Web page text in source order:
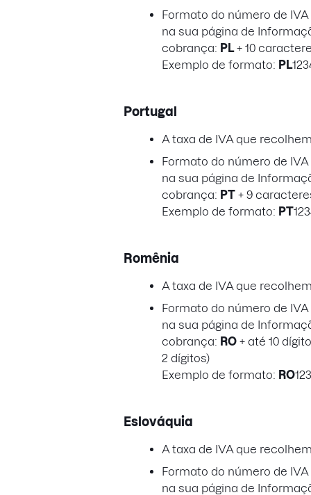
Formato do número de
na sua página de
cobrança: PL+ 10
Exemplo de formato: PL
Portugal
A taxa de IVA que
Formato do número de
na sua página de
cobrança: PT + 9
Exemplo de formato: PT
Romênia
A taxa de IVA que
Formato do número de
na sua página de
cobrança: RO + até 10
2 dígitos)
Exemplo de formato: RO
Eslováquia
A taxa de IVA que
Formato do número de
na sua página de